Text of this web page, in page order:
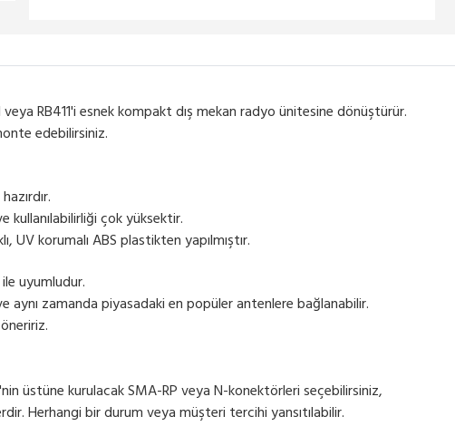
RB411'i esnek kompakt dış mekan radyo ünitesine dönüştürür.
edebilirsiniz.
kullanılabilirliği çok yüksektir.
UV korumalı ABS plastikten yapılmıştır.
uyumludur.
aynı zamanda piyasadaki en popüler antenlere bağlanabilir.
üstüne kurulacak SMA-RP veya N-konektörleri seçebilirsiniz,
Herhangi bir durum veya müşteri tercihi yansıtılabilir.